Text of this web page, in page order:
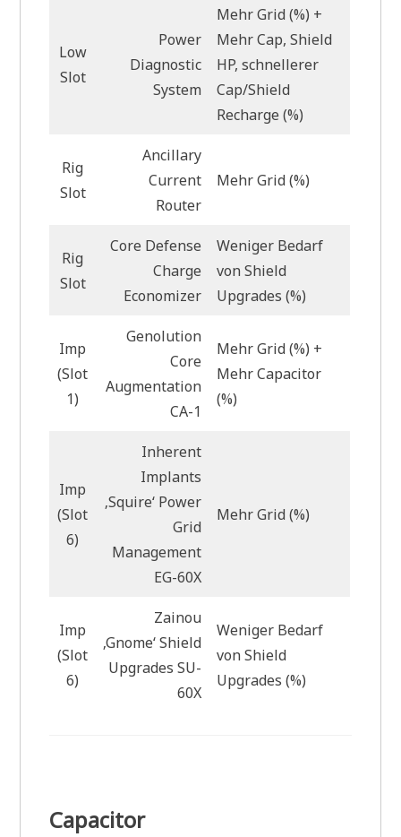
Low
Slot
Power
Diagnostic
System
Mehr Grid (%) +
Mehr Cap, Shield
HP, schnellerer
Cap/Shield
Recharge (%)
Rig
Slot
Ancillary
Current
Router
Mehr Grid (%)
Rig
Slot
Core Defense
Charge
Economizer
Weniger Bedarf
von Shield
Upgrades (%)
Imp
(Slot
1)
Genolution
Core
Augmentation
CA-1
Mehr Grid (%) +
Mehr Capacitor
(%)
Imp
(Slot
6)
Inherent
Implants
‚Squire‘ Power
Grid
Management
EG-60X
Mehr Grid (%)
Imp
(Slot
6)
Zainou
‚Gnome‘ Shield
Upgrades SU-
60X
Weniger Bedarf
von Shield
Upgrades (%)
Capacitor